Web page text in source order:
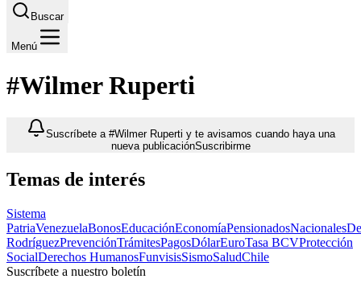
Buscar
Menú
#Wilmer Ruperti
Suscríbete a #Wilmer Ruperti y te avisamos cuando haya una
nueva publicaciónSuscribirme
Temas de interés
Sistema
PatriaVenezuelaBonosEducaciónEconomíaPensionadosNacionales
RodríguezPrevenciónTrámitesPagosDólarEuroTasa BCVProtección
SocialDerechos HumanosFunvisisSismoSaludChile
Suscríbete a nuestro boletín